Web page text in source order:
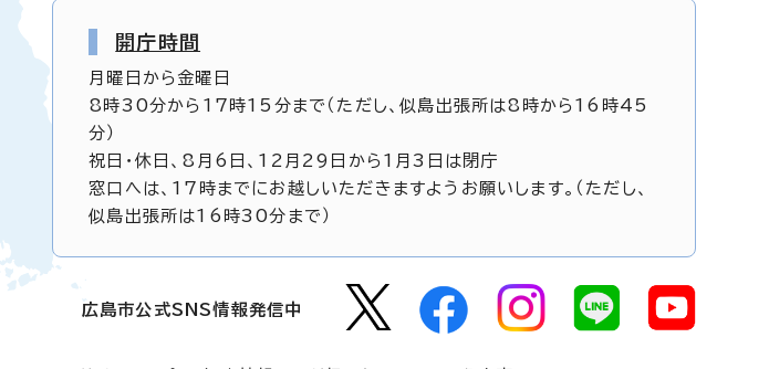
開庁時間
月曜日から金曜日
8時30分から17時15分まで（ただし、似島出張所は8時から16時45
分）
祝日・休日、8月6日、12月29日から1月3日は閉庁
窓口へは、17時までにお越しいただきますようお願いします。（ただし、
似島出張所は16時30分まで）
広島市公式SNS情報発信中